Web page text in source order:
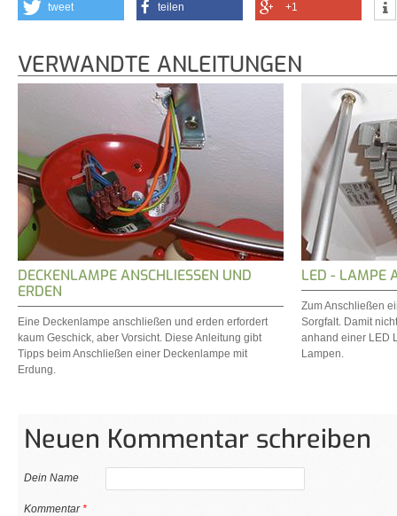
tweet teilen +1
VERWANDTE ANLEITUNGEN
DECKENLAMPE ANSCHLIESSEN UND E
RDEN
Eine Deckenlampe anschließen und erden erfordert
kaum Geschick, aber Vorsicht. Diese Anleitung gibt
Tipps beim Anschließen einer Deckenlampe mit
Erdung.
LED - LAMPE
Zum Anschließen
Sorgfalt. Damit
anhand einer LED
Lampen.
Neuen Kommentar schreiben
Dein Name
Kommentar*